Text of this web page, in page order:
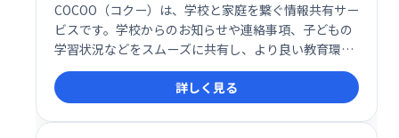
COCOO（コクー）は、学校と家庭を繋ぐ情報共有サー
ビスです。学校からのお知らせや連絡事項、子どもの
学習状況などをスムーズに共有し、より良い教育環境
を創造します。先生と保護者の円滑なコミュニケーシ
ョンを促進し、お子様の学びをサポートします。
詳しく見る